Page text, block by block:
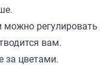
регулировать
вам.
за цветами.